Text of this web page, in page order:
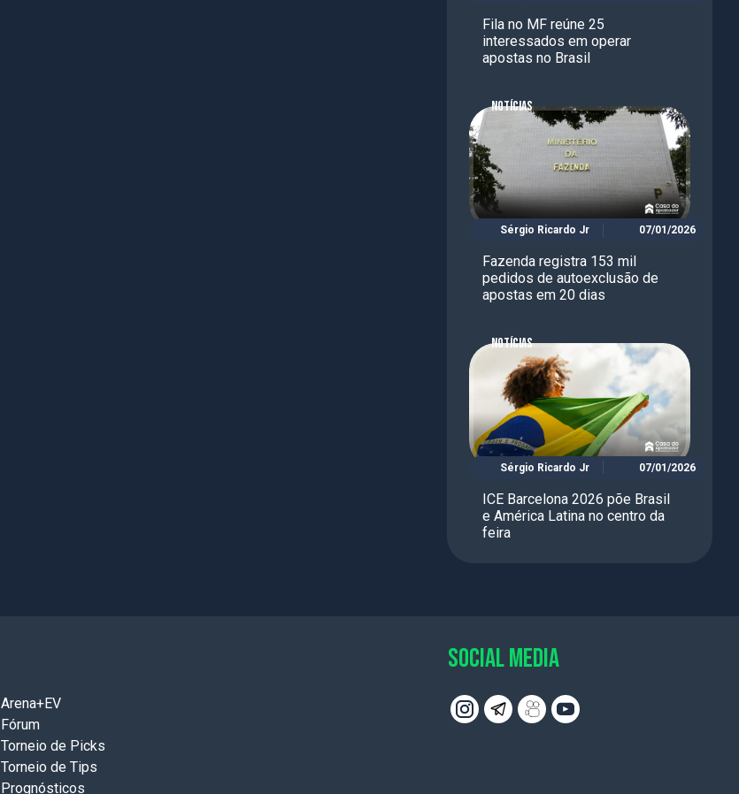
Fila no MF reúne 25
interessados em operar
apostas no Brasil
NOTÍCIAS
Sérgio Ricardo Jr 07/01/2026
Fazenda registra 153 mil
pedidos de autoexclusão de
apostas em 20 dias
NOTÍCIAS
Sérgio Ricardo Jr 07/01/2026
ICE Barcelona 2026 põe Brasil
e América Latina no centro da
feira
Arena+EV
Fórum
Torneio de Picks
Torneio de Tips
Prognósticos
SOCIAL MEDIA